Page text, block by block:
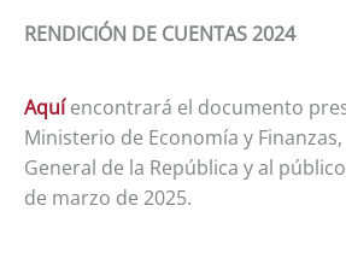
RENDICIÓN DE CUENTAS 2024
Aquíencontrará el documento
Ministerio de Economía y
General de la República y al
de marzo de 2025.